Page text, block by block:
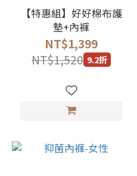
【特惠組】好好棉布護
墊+內褲
NT$1,399
NT$1,520 9.2折